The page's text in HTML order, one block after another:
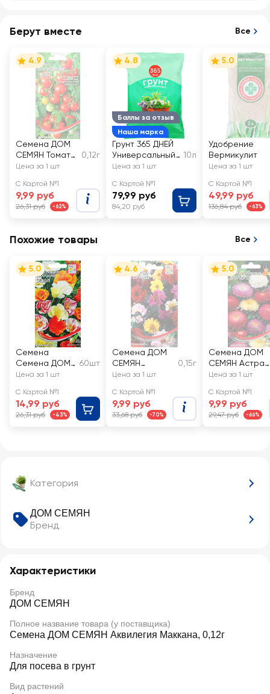
Категория
ДОМ СЕМЯН
Бренд
Характеристики
Бренд
ДОМ СЕМЯН
Полное название товара (у поставщика)
Семена ДОМ СЕМЯН Аквилегия Маккана, 0,12г
Назначение
Для посева в грунт
Вид растений
Берут вместе Все
4.9
Семена ДОМ
СЕМЯН Томат
Балконное
0,12г
Цена за 1 шт
С Картой №1
9,99 руб
26,31 руб -62%
Баллы за отзыв
Наша марка
4.8
Грунт 365 ДНЕЙ
Универсальный
2
10л
Цена за 1 шт
С Картой №1
79,99 руб
84,20 руб
5.0
Удобрение
Вермикулит
Цена за 1 шт
С Картой №1
49,99 руб
136,84 руб -63%
Похожие товары Все
5.0
Семена
Семена ДОМ
СЕМЯН
Эшли
60шт
Цена за 1 шт
С Картой №1
14,99 руб
26,31 руб -43%
4.6
Семена ДОМ
СЕМЯН
Георгина
0,15г
Цена за 1 шт
С Картой №1
9,99 руб
33,68 руб -70%
5.0
Семена ДОМ
СЕМЯН Астра
Болеро
Цена за 1 шт
С Картой №1
9,99 руб
29,47 руб -66%